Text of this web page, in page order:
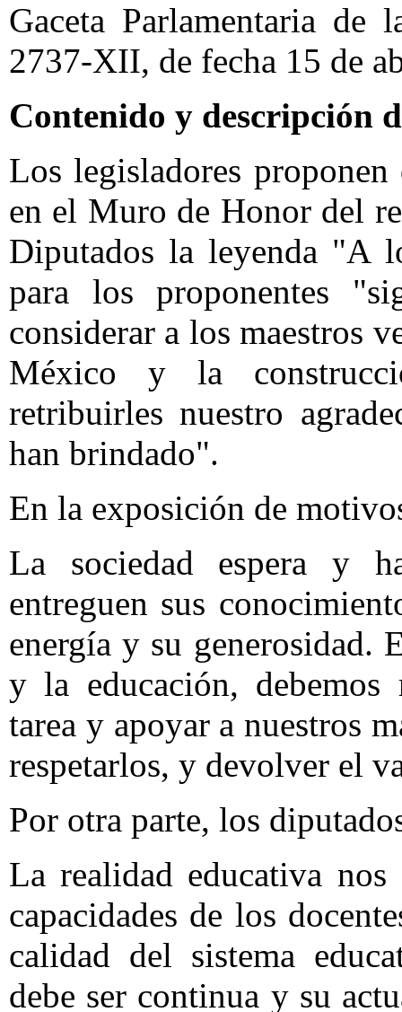
Gaceta Parlamentaria de
2737-XII, de fecha 15 de
Contenido y descripción
Los legisladores
en el Muro de Honor del
Diputados la leyenda "A
para los proponentes
considerar a los maestros
México y la
retribuirles nuestro
han brindado".
En la exposición de
La sociedad espera y
entreguen sus
energía y su generosidad.
y la educación, debemos
tarea y apoyar a nuestros
respetarlos, y devolver el
Por otra parte, los
La realidad educativa
capacidades de los
calidad del sistema
debe ser continua y su